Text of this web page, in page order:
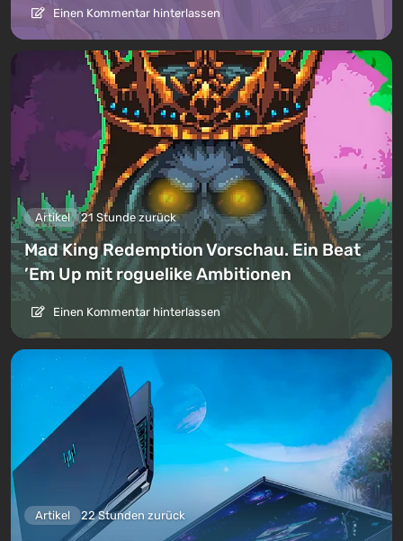
Einen Kommentar hinterlassen
Artikel 21 Stunde zurück
Mad King Redemption Vorschau. Ein Beat
’Em Up mit roguelike Ambitionen
Einen Kommentar hinterlassen
Artikel 22 Stunden zurück